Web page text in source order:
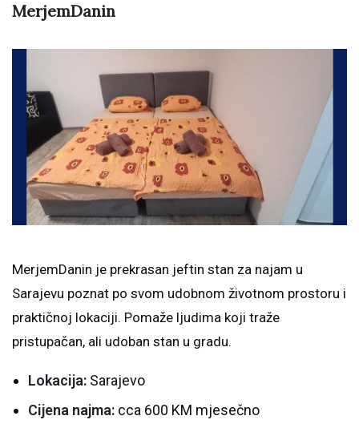
MerjemDanin
MerjemDanin je prekrasan jeftin stan za najam u
Sarajevu poznat po svom udobnom životnom prostoru i
praktičnoj lokaciji. Pomaže ljudima koji traže
pristupačan, ali udoban stan u gradu.
Lokacija: Sarajevo
Cijena najma: cca 600 KM mjesečno